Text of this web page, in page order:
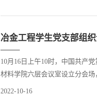
冶金工程学生党支部组
10月16日上午10时，中国共产
材料学院六层会议室设立分会
名师生党员、预备党员身着正
2022-10-16